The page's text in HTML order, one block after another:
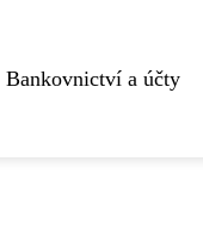
Bankovnictví a účty